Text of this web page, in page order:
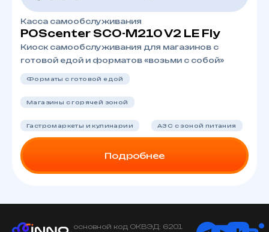
Касса самообслуживания
POScenter SCO-M210 V2 LE Fly
Киоск самообслуживания для магазинов с
готовой едой и форматов «возьми с собой»
Форматы с готовой едой
Магазины с горячей зоной
Гастромаркеты и кулинарии АЗС с зоной питания
Подробнее
основной код ОКВЭД: 6201